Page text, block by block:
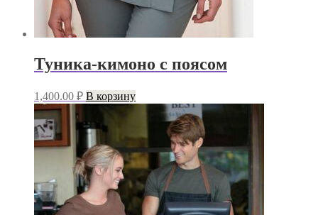
Туника-кимоно с поясом
1,400.00 ₽ В корзину